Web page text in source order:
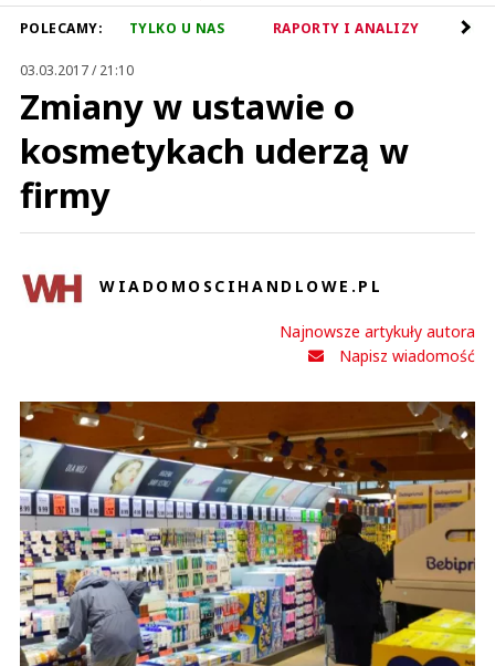
POLECAMY: TYLKO U NAS RAPORTY I ANALIZY
03.03.2017 / 21:10
Zmiany w ustawie o
kosmetykach uderzą w
firmy
WIADOMOSCIHANDLOWE.PL
Najnowsze artykuły autora
Napisz wiadomość